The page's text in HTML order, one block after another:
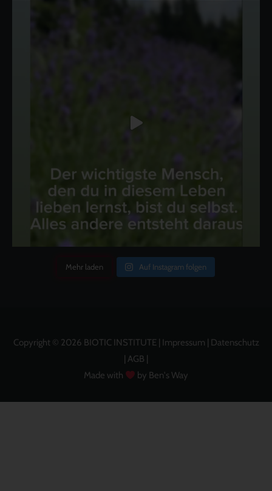
Mehr laden Auf Instagram folgen
Copyright © 2026 BIOTIC INSTITUTE | Impressum
Datenschutz
AGB
Made with
by Ben's Way